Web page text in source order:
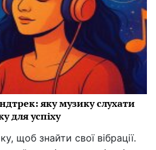
яку музику слухати
для успіху
щоб знайти свої вібрації.